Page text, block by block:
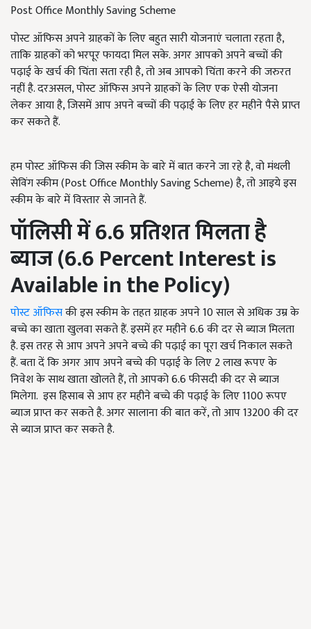
Post Office Monthly Saving Scheme
पोस्ट ऑफिस अपने ग्राहकों के लिए बहुत सारी योजनाएं चलाता रहता है,
ताकि ग्राहकों को भरपूर फायदा मिल सके. अगर आपको अपने बच्चों की
पढ़ाई के खर्च की चिंता सता रही है, तो अब आपको चिंता करने की जरुरत
नहीं है. दरअसल, पोस्ट ऑफिस अपने ग्राहकों के लिए एक ऐसी योजना
लेकर आया है, जिसमें आप अपने बच्चों की पढ़ाई के लिए हर महीने पैसे प्राप्त
कर सकते हैं.
हम पोस्ट ऑफिस की जिस स्कीम के बारे में बात करने जा रहे है, वो मंथली
सेविंग स्कीम (Post Office Monthly Saving Scheme) है, तो आइये इस
स्कीम के बारे में विस्तार से जानते हैं.
पॉलिसी में 6.6 प्रतिशत मिलता है
ब्याज (6.6 Percent Interest is
Available in the Policy)
पोस्ट ऑफिसकी इस स्कीम के तहत ग्राहक अपने 10 साल से अधिक उम्र के
बच्चे का खाता खुलवा सकते हैं. इसमें हर महीने 6.6 की दर से ब्याज मिलता
है. इस तरह से आप अपने अपने बच्चे की पढ़ाई का पूरा खर्च निकाल सकते
हैं. बता दें कि अगर आप अपने बच्चे की पढ़ाई के लिए 2 लाख रूपए के
निवेश के साथ खाता खोलते हैं, तो आपको 6.6 फीसदी की दर से ब्याज
मिलेगा. इस हिसाब से आप हर महीने बच्चे की पढ़ाई के लिए 1100 रूपए
ब्याज प्राप्त कर सकते है. अगर सालाना की बात करें, तो आप 13200 की दर
से ब्याज प्राप्त कर सकते है.